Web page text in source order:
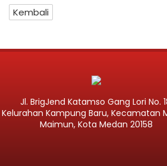
Kembali
Jl. BrigJend Katamso Gang Lori No.
Kelurahan Kampung Baru, Kecamatan
Maimun, Kota Medan 20158